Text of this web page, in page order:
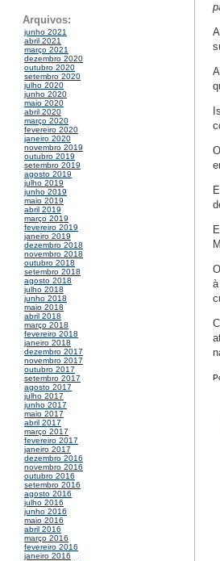
Arquivos:
junho 2021
abril 2021
março 2021
dezembro 2020
outubro 2020
setembro 2020
julho 2020
junho 2020
maio 2020
abril 2020
março 2020
fevereiro 2020
janeiro 2020
novembro 2019
outubro 2019
setembro 2019
agosto 2019
julho 2019
junho 2019
maio 2019
abril 2019
março 2019
fevereiro 2019
janeiro 2019
dezembro 2018
novembro 2018
outubro 2018
setembro 2018
agosto 2018
julho 2018
junho 2018
maio 2018
abril 2018
março 2018
fevereiro 2018
janeiro 2018
dezembro 2017
novembro 2017
outubro 2017
setembro 2017
agosto 2017
julho 2017
junho 2017
maio 2017
abril 2017
março 2017
fevereiro 2017
janeiro 2017
dezembro 2016
novembro 2016
outubro 2016
setembro 2016
agosto 2016
julho 2016
junho 2016
maio 2016
abril 2016
março 2016
fevereiro 2016
janeiro 2016